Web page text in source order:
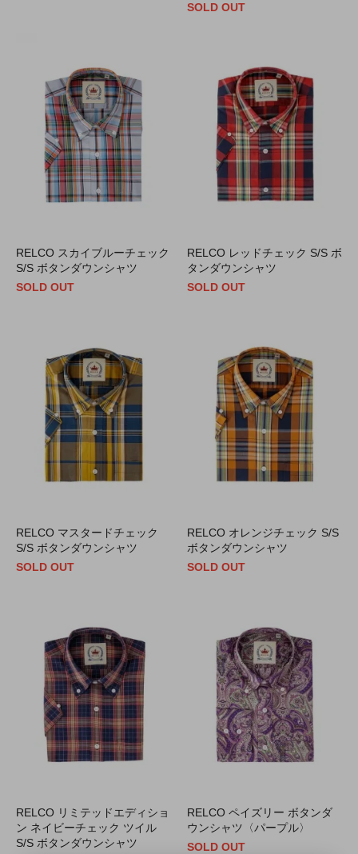
SOLD OUT
RELCO スカイブルーチェック
S/S ボタンダウンシャツ
SOLD OUT
RELCO レッドチェック S/S ボ
タンダウンシャツ
SOLD OUT
RELCO マスタードチェック
S/S ボタンダウンシャツ
SOLD OUT
RELCO オレンジチェック S/S
ボタンダウンシャツ
SOLD OUT
RELCO リミテッドエディショ
ン ネイビーチェック ツイル
S/S ボタンダウンシャツ
RELCO ペイズリー ボタンダ
ウンシャツ〈パープル〉
SOLD OUT